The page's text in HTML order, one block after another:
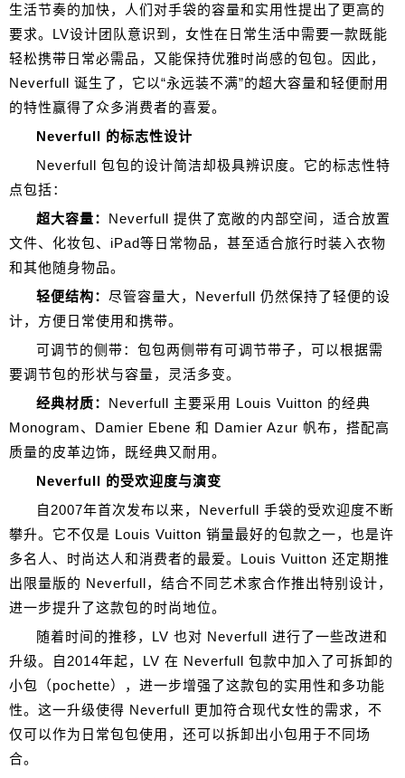
生活节奏的加快，人们对手袋的容量和实用性提出了更高的
要求。LV设计团队意识到，女性在日常生活中需要一款既能
轻松携带日常必需品，又能保持优雅时尚感的包包。因此，
Neverfull 诞生了，它以“永远装不满”的超大容量和轻便耐用
的特性赢得了众多消费者的喜爱。
Neverfull 的标志性设计
Neverfull 包包的设计简洁却极具辨识度。它的标志性特
点包括：
超大容量： Neverfull 提供了宽敞的内部空间，适合放置
文件、化妆包、iPad等日常物品，甚至适合旅行时装入衣物
和其他随身物品。
轻便结构： 尽管容量大，Neverfull 仍然保持了轻便的设
计，方便日常使用和携带。
可调节的侧带：包包两侧带有可调节带子，可以根据需
要调节包的形状与容量，灵活多变。
经典材质： Neverfull 主要采用 Louis Vuitton 的经典
Monogram、Damier Ebene 和 Damier Azur 帆布，搭配高
质量的皮革边饰，既经典又耐用。
Neverfull 的受欢迎度与演变
自2007年首次发布以来，Neverfull 手袋的受欢迎度不断
攀升。它不仅是 Louis Vuitton 销量最好的包款之一，也是许
多名人、时尚达人和消费者的最爱。Louis Vuitton 还定期推
出限量版的 Neverfull，结合不同艺术家合作推出特别设计，
进一步提升了这款包的时尚地位。
随着时间的推移，LV 也对 Neverfull 进行了一些改进和
升级。自2014年起，LV 在 Neverfull 包款中加入了可拆卸的
小包（pochette），进一步增强了这款包的实用性和多功能
性。这一升级使得 Neverfull 更加符合现代女性的需求，不
仅可以作为日常包包使用，还可以拆卸出小包用于不同场
合。